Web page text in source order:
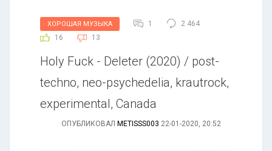
ХОРОШАЯ МУЗЫКА 1
2 464
16
13
Holy Fuck - Deleter (2020) / post-
techno, neo-psychedelia, krautrock,
experimental, Canada
ОПУБЛИКОВАЛ METISSS003 22-01-2020, 20:52